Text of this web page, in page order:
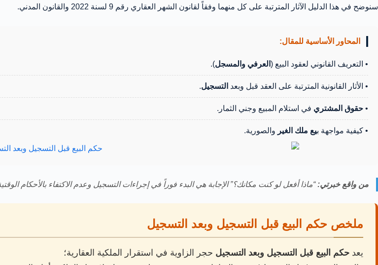
سنوضح في هذا الدليل الآثار المترتبة على كل منهما وفقاً لقانون الشهر العقاري رقم 9 لسنة 2022 والقانون المدني.
المحاور الأساسية للمقال:
• التعريف القانوني لعقود البيع ( العرفي والمسجل).
• الأثار القانونية المترتبة على العقد قبل وبعد التسجيل.
• حقوق المشتري في استلام المبيع وجني الثمار.
• كيفية مواجهة بيع ملك الغير والصورية.
من واقع خبرتي: “ماذا أفعل لو كنت مكانك؟” الإجابة هي البدء فوراً في إجراءات التسجيل وعدم الاكتفاء بالأحكام
ملخص حكم البيع قبل التسجيل وبعد التسجيل
يعد حكم البيع قبل التسجيل وبعد التسجيل حجر الزاوية في استقرار الملكية العقارية؛